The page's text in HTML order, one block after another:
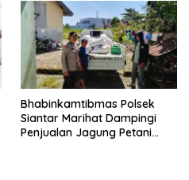
Bhabinkamtibmas Polsek
Siantar Marihat Dampingi
Penjualan Jagung Petani